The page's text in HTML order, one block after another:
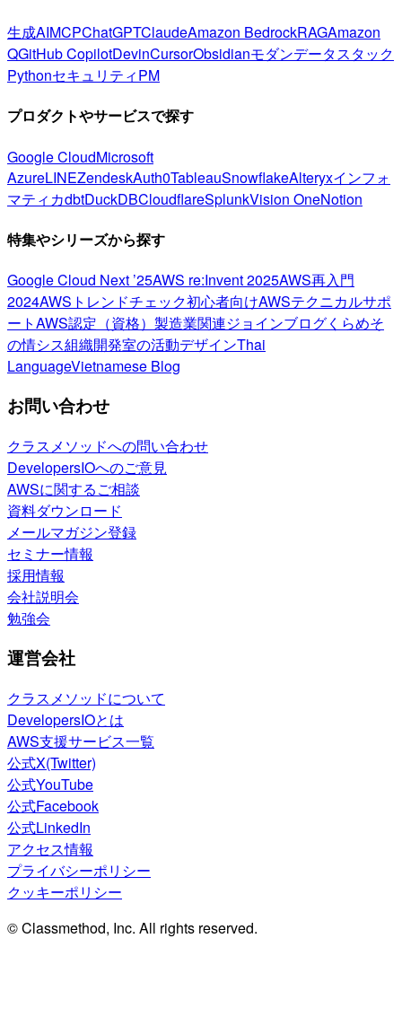
生成AIMCPChatGPTClaudeAmazon BedrockRAGAmazon
QGitHub CopilotDevinCursorObsidianモダンデータスタック
PythonセキュリティPM
プロダクトやサービスで探す
Google CloudMicrosoft
AzureLINEZendeskAuth0TableauSnowflakeAlteryxインフォ
マティカdbtDuckDBCloudflareSplunkVision OneNotion
特集やシリーズから探す
Google Cloud Next ’25AWS re:Invent 2025AWS再入門
2024AWSトレンドチェック初心者向けAWSテクニカルサポ
ートAWS認定（資格） 製造業関連ジョインブログくらめそ
の情シス組織開発室の活動デザインThai
LanguageVietnamese Blog
お問い合わせ
クラスメソッドへの問い合わせ
DevelopersIOへのご意見
AWSに関するご相談
資料ダウンロード
メールマガジン登録
セミナー情報
採用情報
会社説明会
勉強会
運営会社
クラスメソッドについて
DevelopersIOとは
AWS支援サービス一覧
公式X(Twitter)
公式YouTube
公式Facebook
公式LinkedIn
アクセス情報
プライバシーポリシー
クッキーポリシー
© Classmethod, Inc. All rights reserved.